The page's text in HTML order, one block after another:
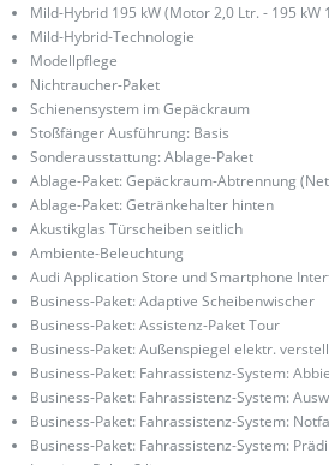
Mild-Hybrid 195 kW (Motor 2,0 Ltr. - 195 kW
Mild-Hybrid-Technologie
Modellpflege
Nichtraucher-Paket
Schienensystem im Gepäckraum
Stoßfänger Ausführung: Basis
Sonderausstattung: Ablage-Paket
Ablage-Paket: Gepäckraum-Abtrennung
Ablage-Paket: Getränkehalter hinten
Akustikglas Türscheiben seitlich
Ambiente-Beleuchtung
Audi Application Store und Smartphone
Business-Paket: Adaptive Scheibenwischer
Business-Paket: Assistenz-Paket Tour
Business-Paket: Außenspiegel elektr. verstell
Business-Paket: Fahrassistenz-System:
Business-Paket: Fahrassistenz-System:
Business-Paket: Fahrassistenz-System:
Business-Paket: Fahrassistenz-System: